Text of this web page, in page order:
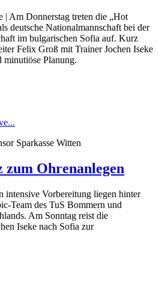
| Am Donnerstag treten die „Hot
deutsche Nationalmannschaft bei der
im bulgarischen Sofia auf. Kurz
Felix Groß mit Trainer Jochen Iseke
minutiöse Planung.
Ohrenanlegen
intensive Vorbereitung liegen hinter
Team des TuS Bommern und
Am Sonntag reist die
Iseke nach Sofia zur